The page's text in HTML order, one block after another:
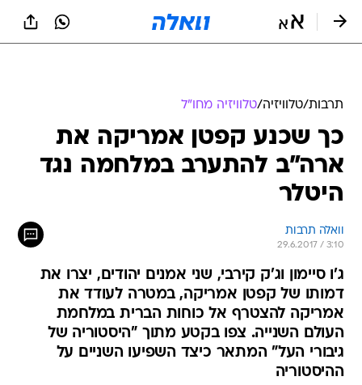
תרבות/טלוויזיה/טלוויזיה מחו"ל
כך שכנע קפטן אמריקה את
ארה"ב להתערב במלחמה נגד
היטלר
וואלה תרבות
29.6.2017 / 3:10
ג'ו סיימון וג'ק קירבי, שני אמנים יהודים, יצרו את
דמותו של קפטן אמריקה, במטרה לעודד את
אמריקה להצטרף אל כוחות הברית במלחמת
העולם השנייה. צפו בקטע מתוך "היסטוריה של
גיבורי העל" המתאר כיצד השפיעו השניים על
ההיסטוריה